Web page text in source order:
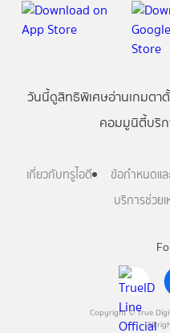
Copyright © True
All
วันนี้ดูสิทธิพิเศษอ่านเกมตา
คอมมูนิตี้บริ
เกี่ยวกับทรูไอดี ข้อกำหนดแล
บริการช่วย